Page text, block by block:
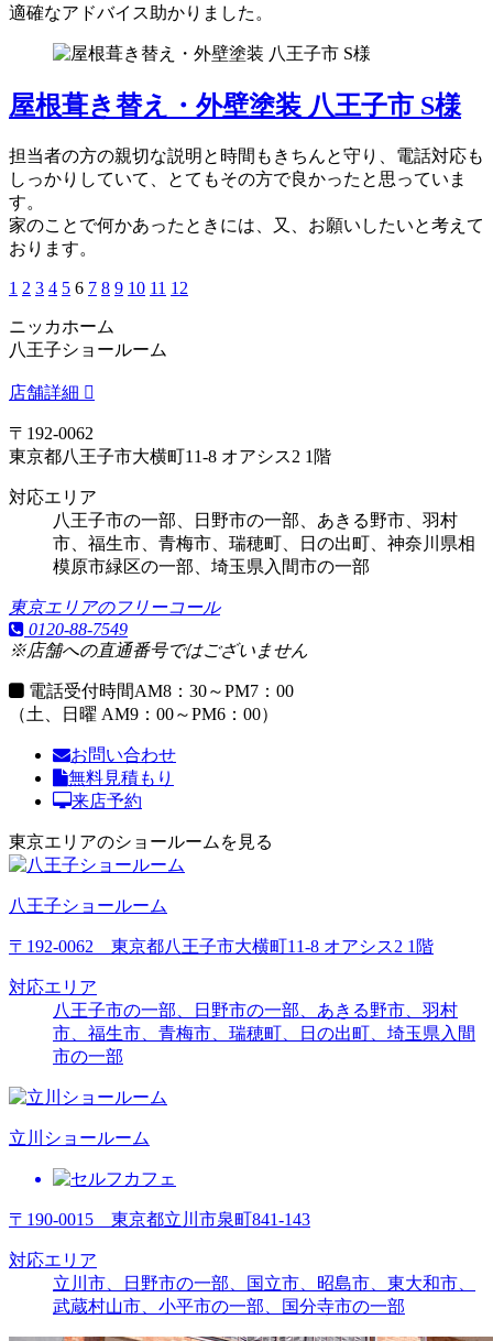
適確なアドバイス助かりました。
屋根葺き替え・外壁塗装 八王子市 S様
担当者の方の親切な説明と時間もきちんと守り、電話対応も
しっかりしていて、とてもその方で良かったと思っていま
す。
家のことで何かあったときには、又、お願いしたいと考えて
おります。
1 2 3 4 5 6 7 8 9 10 11 12
ニッカホーム
八王子ショールーム
店舗詳細
〒192-0062
東京都八王子市大横町11-8 オアシス2 1階
対応エリア
八王子市の一部、日野市の一部、あきる野市、羽村
市、福生市、青梅市、瑞穂町、日の出町、神奈川県相
模原市緑区の一部、埼玉県入間市の一部
東京エリアのフリーコール
0120-88-7549
※店舗への直通番号ではございません
電話受付時間AM8：30～PM7：00
（土、日曜 AM9：00～PM6：00）
お問い合わせ
無料見積もり
来店予約
東京エリアのショールームを見る
八王子ショールーム
〒192-0062 東京都八王子市大横町11-8 オアシス2 1階
対応エリア
八王子市の一部、日野市の一部、あきる野市、羽村
市、福生市、青梅市、瑞穂町、日の出町、埼玉県入間
市の一部
立川ショールーム
〒190-0015 東京都立川市泉町841-143
対応エリア
立川市、日野市の一部、国立市、昭島市、東大和市、
武蔵村山市、 小平市の一部 国分寺市の一部